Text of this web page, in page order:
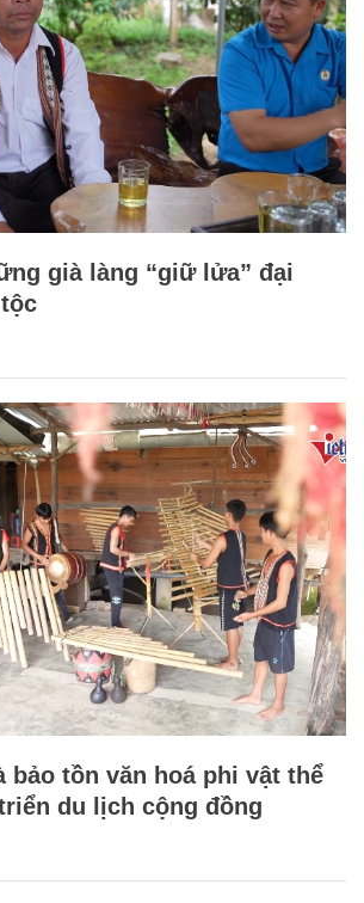
già làng “giữ lửa” đại
bảo tồn văn hoá phi vật thể
du lịch cộng đồng